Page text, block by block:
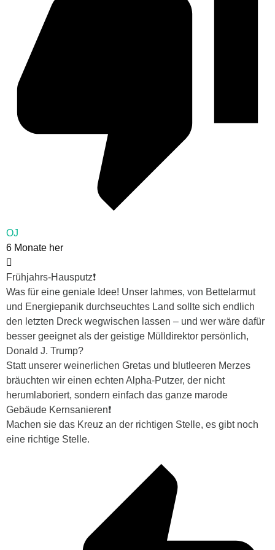
OJ
6 Monate her
Frühjahrs-Hausputz❗
Was für eine geniale Idee! Unser lahmes, von Bettelarmut
und Energiepanik durchseuchtes Land sollte sich endlich
den letzten Dreck wegwischen lassen – und wer wäre dafür
besser geeignet als der geistige Mülldirektor persönlich,
Donald J. Trump?
Statt unserer weinerlichen Gretas und blutleeren Merzes
bräuchten wir einen echten Alpha-Putzer, der nicht
herumlaboriert, sondern einfach das ganze marode
Gebäude Kernsanieren❗
Machen sie das Kreuz an der richtigen Stelle, es gibt noch
eine richtige Stelle.